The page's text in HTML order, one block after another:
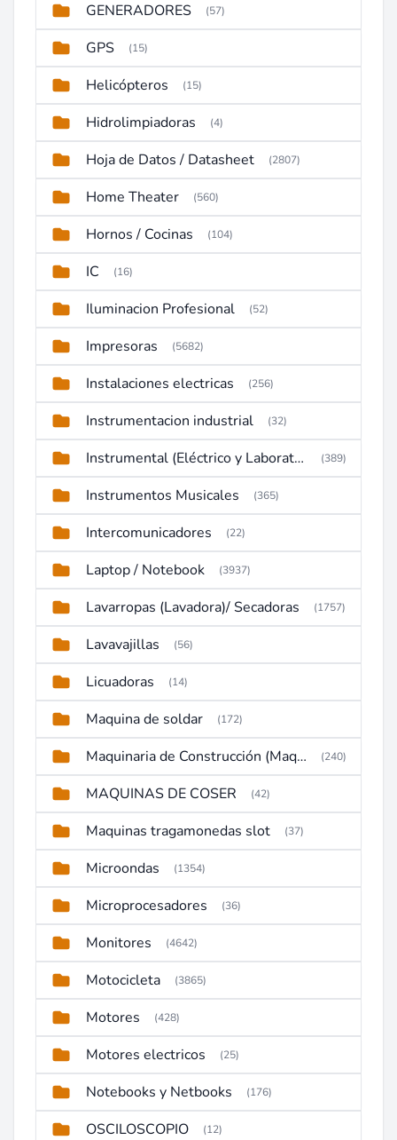
GENERADORES (57)
GPS (15)
Helicópteros (15)
Hidrolimpiadoras (4)
Hoja de Datos / Datasheet (2807)
Home Theater (560)
Hornos / Cocinas (104)
IC (16)
Iluminacion Profesional (52)
Impresoras (5682)
Instalaciones electricas (256)
Instrumentacion industrial (32)
Instrumental (Eléctrico y Laboratorio) (389)
Instrumentos Musicales (365)
Intercomunicadores (22)
Laptop / Notebook (3937)
Lavarropas (Lavadora)/ Secadoras (1757)
Lavavajillas (56)
Licuadoras (14)
Maquina de soldar (172)
Maquinaria de Construcción (Maquinaria Pesada) (240)
MAQUINAS DE COSER (42)
Maquinas tragamonedas slot (37)
Microondas (1354)
Microprocesadores (36)
Monitores (4642)
Motocicleta (3865)
Motores (428)
Motores electricos (25)
Notebooks y Netbooks (176)
OSCILOSCOPIO (12)